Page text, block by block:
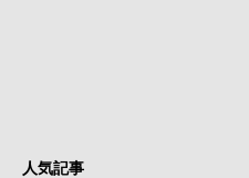
人気記事